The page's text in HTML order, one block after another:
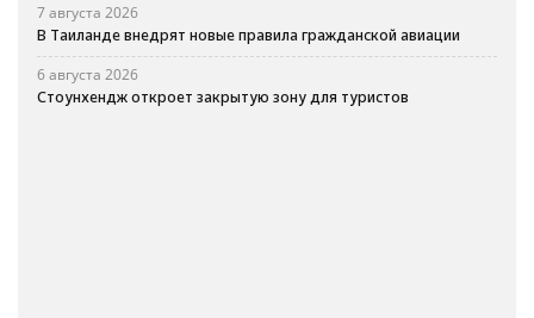
7 августа 2026
В Таиланде внедрят новые правила гражданской авиации
6 августа 2026
Стоунхендж откроет закрытую зону для туристов